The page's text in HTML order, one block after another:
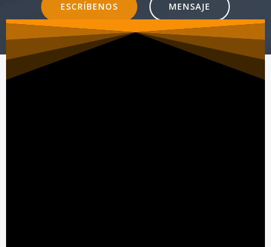
ESCRÍBENOS MENSAJE